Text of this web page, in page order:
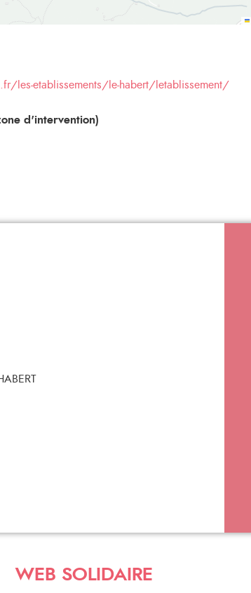
les-etablissements/le-habert/letablissement/
d'intervention)
WEB SOLIDAIRE